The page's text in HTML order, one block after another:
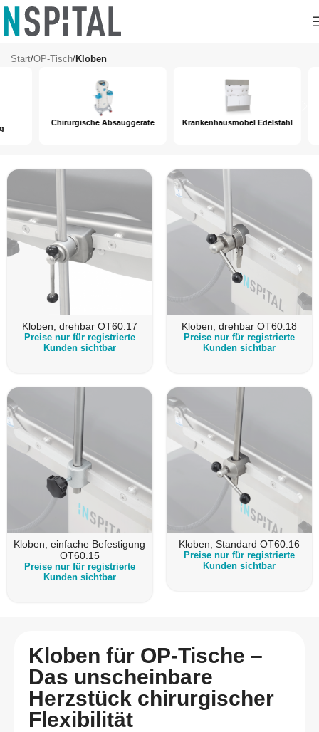
Kloben
Start/OP-Tisch/Kloben
Chirurgische Absauggeräte Krankenhausmöbel Edelstahl
Kloben, drehbar OT60.17
Preise nur für registrierte
Kunden sichtbar
Kloben, drehbar OT60.18
Preise nur für registrierte
Kunden sichtbar
Kloben, einfache Befestigung
OT60.15
Preise nur für registrierte
Kunden sichtbar
Kloben, Standard OT60.16
Preise nur für registrierte
Kunden sichtbar
Kloben für OP-Tische –
Das unscheinbare
Herzstück chirurgischer
Flexibilität